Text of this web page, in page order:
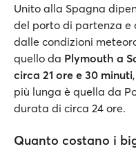
Unito alla Spagna
del porto di partenza e
dalle condizioni
quello da Plymouth a
circa 21 ore e 30 minuti
più lunga è quella da
durata di circa 24 ore.
Quanto costano i